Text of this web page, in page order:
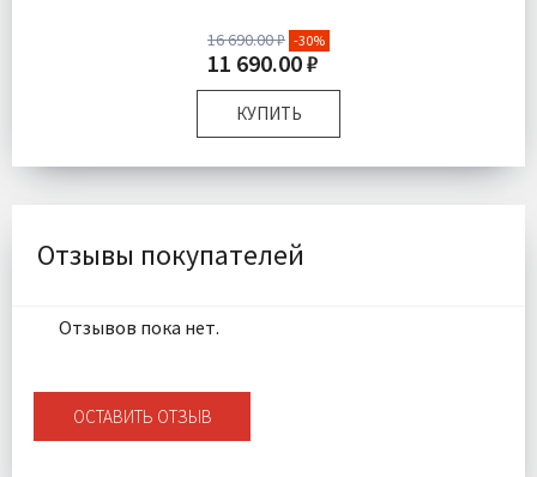
16 690.00 ₽ -30%
11 690.00 ₽
КУПИТЬ
Размер:
Евро
Ткань:
Доставка:
Отзывы покупателей
Отзывов пока нет.
ОСТАВИТЬ ОТЗЫВ